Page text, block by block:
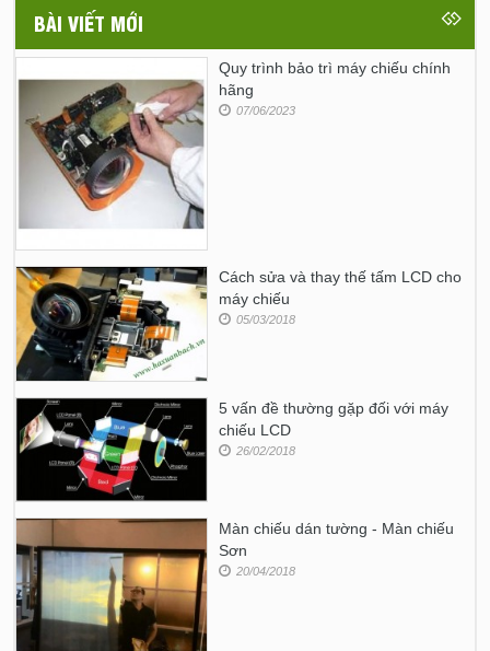
BÀI VIẾT MỚI
Quy trình bảo trì máy chiếu chính
hãng
07/06/2023
Cách sửa và thay thế tấm LCD cho
máy chiếu
05/03/2018
5 vấn đề thường gặp đối với máy
chiếu LCD
26/02/2018
Màn chiếu dán tường - Màn chiếu
Sơn
20/04/2018